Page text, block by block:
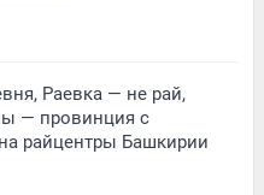
Раевка — не рай,
— провинция с
райцентры Башкирии